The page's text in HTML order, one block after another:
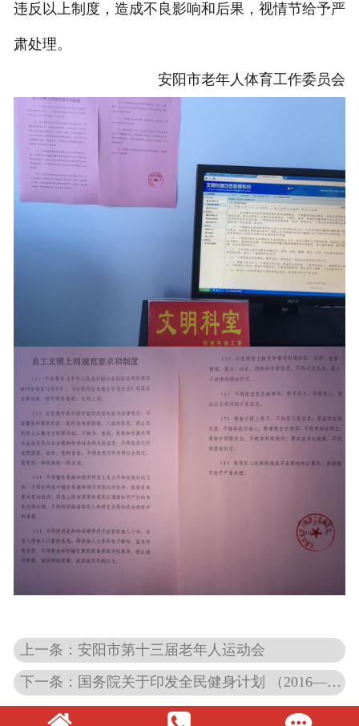
违反以上制度，造成不良影响和后果，视情节给予严
肃处理。
安阳市老年人体育工作委员会
上一条：安阳市第十三届老年人运动会
下一条：国务院关于印发全民健身计划 （2016—2020年）的通知